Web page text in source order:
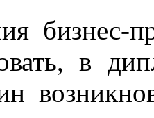
бизнес-
в